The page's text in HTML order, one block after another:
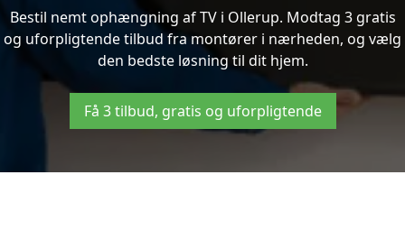
Bestil nemt ophængning af TV i Ollerup. Modtag 3 gratis
og uforpligtende tilbud fra montører i nærheden, og vælg
den bedste løsning til dit hjem.
Få 3 tilbud, gratis og uforpligtende